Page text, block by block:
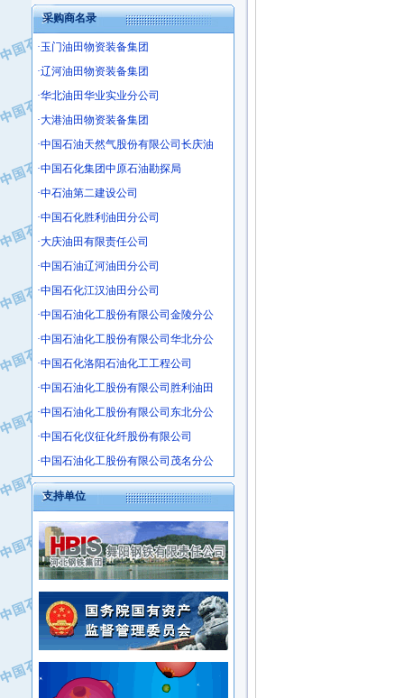
·四川中光高技术研究所有限责任公司
·江苏天安防雷工程有限责任公司
·自贡五洲防腐安装有限公司
·成都长江水处理设备有限公司
·中国石化镇海炼化分公司
·上海鼓风机厂有限公司
·中核苏阀科技实业股份有限公司
·济南柴油机股份有限公司
·上海科瑞曼士德电源系统集成有限公
·中国石油天然气管道局穿越公司
·沧州市电气控制设备厂
·中船重工中南装备有限责任公司
·南石力天传动件有限公司
·浙江瑞普环境技术有限公司
·华北石油新大禹环保设备有限公司
·上海宝钢商贸有限公司
·辽河石油勘探局总机械厂
·正泰集团
·华北油田科达开发有限公司
·上海高桥电缆（集团）有限公司
·中石化西南石油局井下工程处
·大庆油田石油专用设备有限公司
·江苏丹化集团有限责任公司
·中核苏阀科技实业股份有限公司
·山特电子（深圳）有限公司
采购商名录
·玉门油田物资装备集团
·辽河油田物资装备集团
·华北油田华业实业分公司
·大港油田物资装备集团
·中国石油天然气股份有限公司长庆油
·中国石化集团中原石油勘探局
·中石油第二建设公司
·中国石化胜利油田分公司
·大庆油田有限责任公司
·中国石油辽河油田分公司
·中国石化江汉油田分公司
·中国石油化工股份有限公司金陵分公
·中国石油化工股份有限公司华北分公
·中国石化洛阳石油化工工程公司
·中国石油化工股份有限公司胜利油田
·中国石油化工股份有限公司东北分公
·中国石化仪征化纤股份有限公司
·中国石油化工股份有限公司茂名分公
支持单位
·中国石化茂名石化分公司
·中国石油大港油田分公司
·靖江市天和泵业有限公司
·中油油气勘探软件国家工程研究中心
·西安长庆钻宇集团咸阳石化有限公司